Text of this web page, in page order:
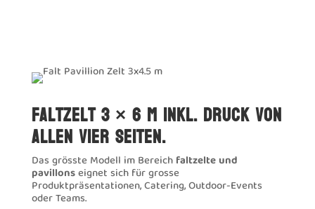
Faltzelt 3 × 6 m inkl. Druck von
allen vier Seiten.
Das grösste Modell im Bereichfaltzelte und
pavillonseignet sich für grosse
Produktpräsentationen, Catering, Outdoor-Events
oder Teams.